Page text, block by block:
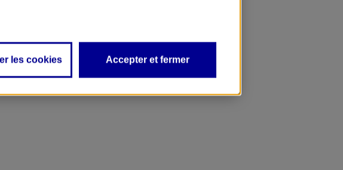
les cookies Accepter et fermer